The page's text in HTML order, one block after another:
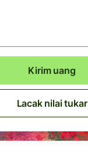
Kirim uang
Lacak nilai tukar